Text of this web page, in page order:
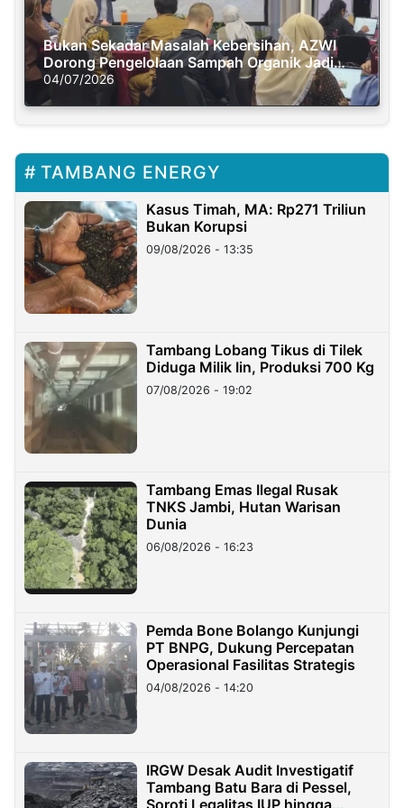
Bukan Sekadar Masalah Kebersihan, AZWI
Dorong Pengelolaan Sampah Organik Jadi
Solusi Krisis Iklim
04/07/2026
TAMBANG ENERGY
Kasus Timah, MA: Rp271 Triliun
Bukan Korupsi
09/08/2026 - 13:35
Tambang Lobang Tikus di Tilek
Diduga Milik Iin, Produksi 700 Kg
07/08/2026 - 19:02
Tambang Emas Ilegal Rusak
TNKS Jambi, Hutan Warisan
Dunia
06/08/2026 - 16:23
Pemda Bone Bolango Kunjungi
PT BNPG, Dukung Percepatan
Operasional Fasilitas Strategis
04/08/2026 - 14:20
IRGW Desak Audit Investigatif
Tambang Batu Bara di Pessel,